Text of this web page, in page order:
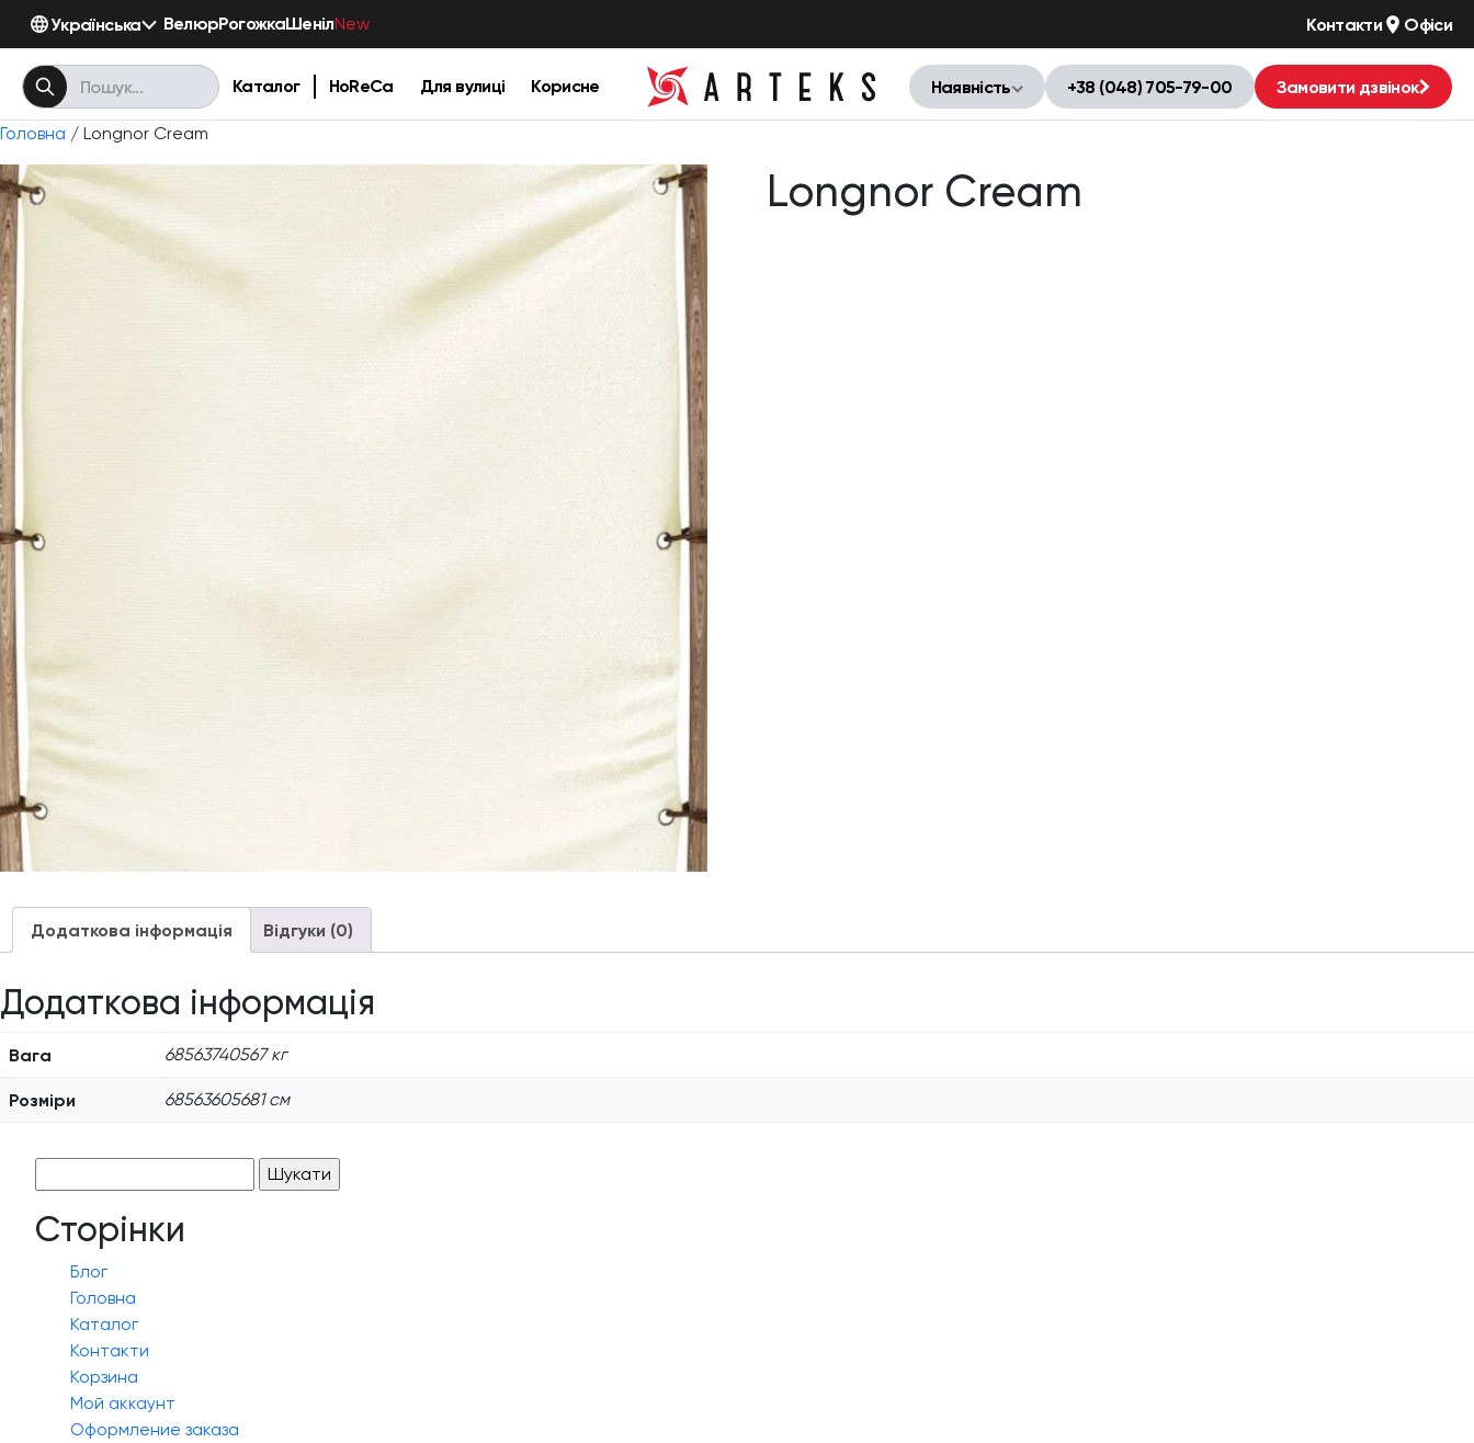
Українська ВелюрРогожкаШенілNew Контакти Офіси
Каталог HoReCa Для вулиці Корисне Наявність +38 (048) 705-79-00 Замовити дзвінок
Головна / Longnor Cream
Longnor Cream
Додаткова інформація Відгуки (0)
Додаткова інформація
Вага 68563740567 кг
Розміри 68563605681 см
Сторінки
Блог
Головна
Каталог
Контакти
Корзина
Мой аккаунт
Оформление заказа